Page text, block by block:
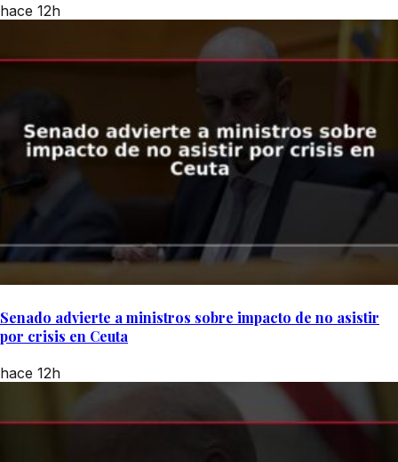
hace 12h
Senado advierte a ministros sobre impacto de no asistir
por crisis en Ceuta
hace 12h